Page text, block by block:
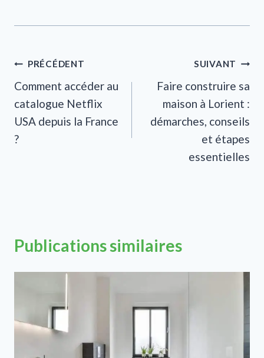
Navigation
de
l’article
PRÉCÉDENT
Comment accéder au
catalogue Netflix
USA depuis la France
?
SUIVANT
Faire construire sa
maison à Lorient :
démarches, conseils
et étapes
essentielles
Publications similaires